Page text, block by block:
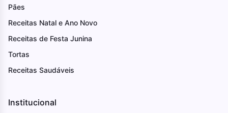
Pães
Receitas Natal e Ano Novo
Receitas de Festa Junina
Tortas
Receitas Saudáveis
Institucional